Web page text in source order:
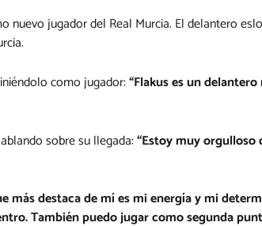
nuevo jugador del Real Murcia. El delantero
como jugador:“Flakus es un
sobre su llegada:“Estoy muy orgulloso
más destaca de mí es mi energía y mi
También puedo jugar como segunda